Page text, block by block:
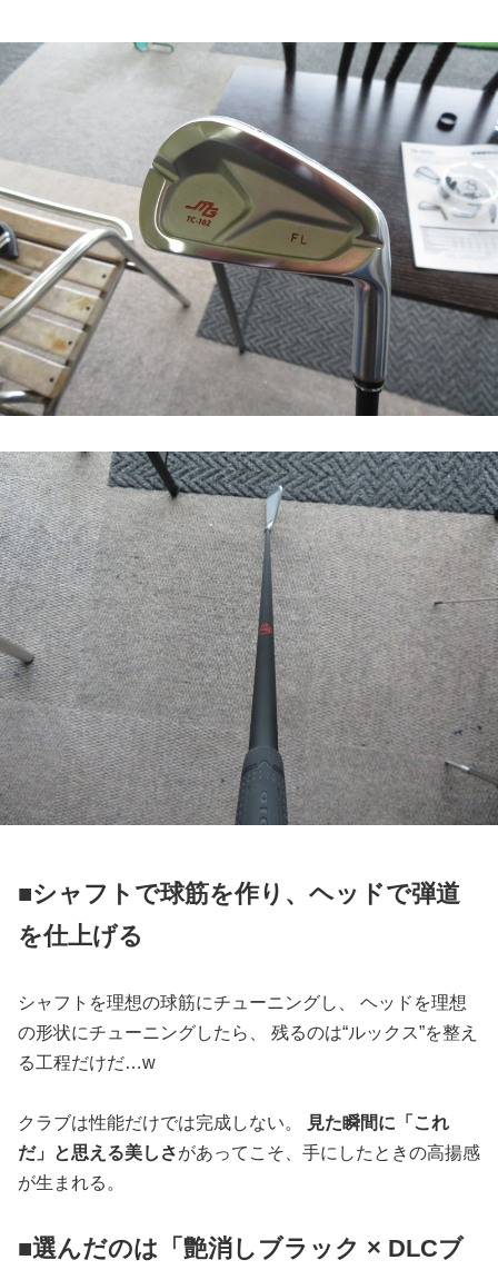
■シャフトで球筋を作り、ヘッドで弾道
を仕上げる
シャフトを理想の球筋にチューニングし、 ヘッドを理想
の形状にチューニングしたら、 残るのは“ルックス”を整え
る工程だけだ…w
クラブは性能だけでは完成しない。
見た瞬間に「これ
だ」と思える美しさがあってこそ、手にしたときの高揚感
が生まれる。
■選んだのは「艶消しブラック × DLCブ